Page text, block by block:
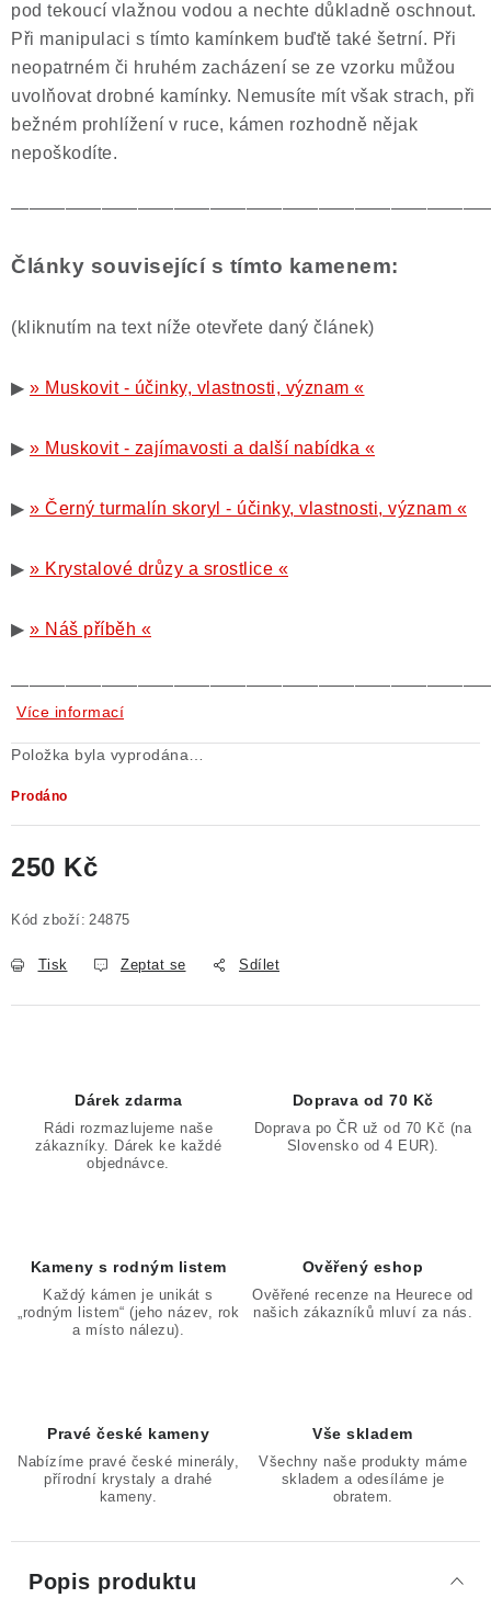
pod tekoucí vlažnou vodou a nechte důkladně oschnout.
Při manipulaci s tímto kamínkem buďtě také šetrní. Při
neopatrném či hruhém zacházení se ze vzorku můžou
uvolňovat drobné kamínky. Nemusíte mít však strach, při
bežném prohlížení v ruce, kámen rozhodně nějak
nepoškodíte.
Články související s tímto kamenem:
(kliknutím na text níže otevřete daný článek)
▶ » Muskovit - účinky, vlastnosti, význam «
▶ » Muskovit - zajímavosti a další nabídka «
▶ » Černý turmalín skoryl - účinky, vlastnosti, význam «
▶ » Krystalové drůzy a srostlice «
▶ » Náš příběh «
Více informací
Položka byla vyprodána…
Prodáno
250 Kč
Kód zboží: 24875
Tisk Zeptat se Sdílet
Dárek zdarma
Rádi rozmazlujeme naše
zákazníky. Dárek ke každé
objednávce.
Doprava od 70 Kč
Doprava po ČR už od 70 Kč (na
Slovensko od 4 EUR).
Kameny s rodným listem
Každý kámen je unikát s
„rodným listem“ (jeho název, rok
a místo nálezu).
Ověřený eshop
Ověřené recenze na Heurece od
našich zákazníků mluví za nás.
Pravé české kameny
Nabízíme pravé české minerály,
přírodní krystaly a drahé
kameny.
Vše skladem
Všechny naše produkty máme
skladem a odesíláme je
obratem.
Popis produktu